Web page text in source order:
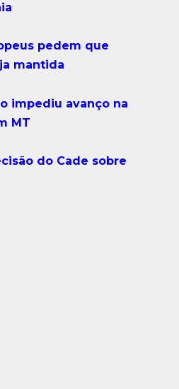
pedem que
mantida
impediu avanço na
MT
do Cade sobre